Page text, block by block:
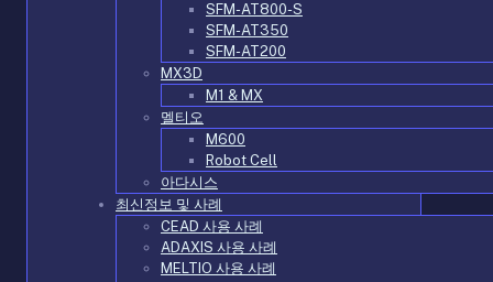
SFM-AT800-S
SFM-AT350
SFM-AT200
MX3D
M1 & MX
멜티오
M600
Robot Cell
아다시스
최신정보 및 사례
CEAD 사용 사례
ADAXIS 사용 사례
MELTIO 사용 사례